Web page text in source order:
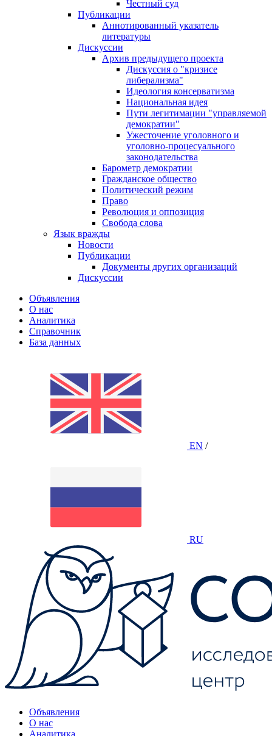
Честный суд
Публикации
Аннотированный указатель
литературы
Дискуссии
Архив предыдущего проекта
Дискуссия о "кризисе
либерализма"
Идеология консерватизма
Национальная идея
Пути легитимации "управляемой
демократии"
Ужесточение уголовного и
уголовно-процесуального
законодательства
Барометр демократии
Гражданское общество
Политический режим
Право
Революция и оппозиция
Свобода слова
Язык вражды
Новости
Публикации
Документы других организаций
Дискуссии
Объявления
О нас
Аналитика
Справочник
База данных
EN /
RU
Объявления
О нас
Аналитика